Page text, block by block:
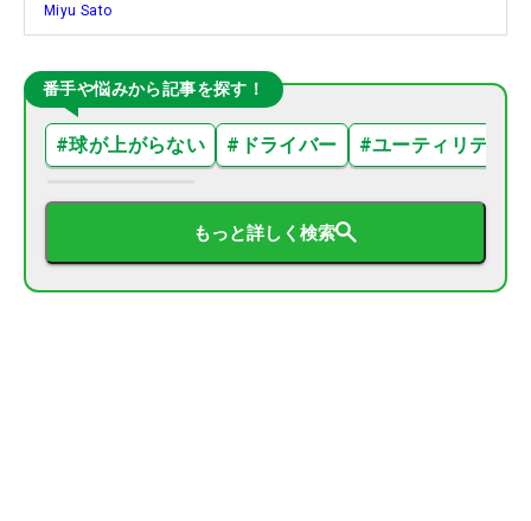
Miyu Sato
番手や悩みから記事を探す！
#球が上がらない # ドライバー #ユーティリティ
もっと詳しく検索